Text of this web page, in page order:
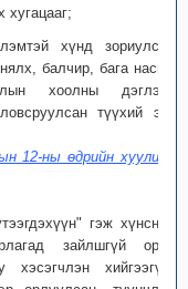
хугацааг;
хүнд зориулсан
балчир, бага насны
хоолны дэглэм,
түүхий эд,
12-ны өдрийн хуулиар
гэж хүнсний
зайлшгүй орох
хийгээгүй,